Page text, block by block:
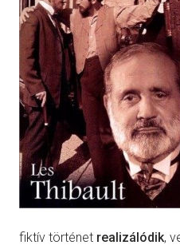
fiktív történet realizálódik,